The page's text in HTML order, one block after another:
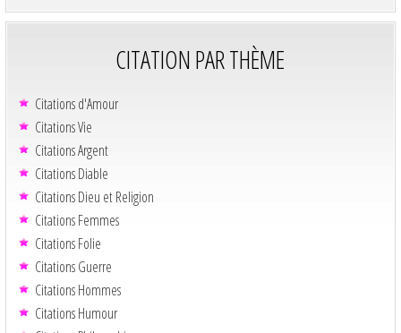
CITATION PAR THÈME
Citations d'Amour
Citations Vie
Citations Argent
Citations Diable
Citations Dieu et Religion
Citations Femmes
Citations Folie
Citations Guerre
Citations Hommes
Citations Humour